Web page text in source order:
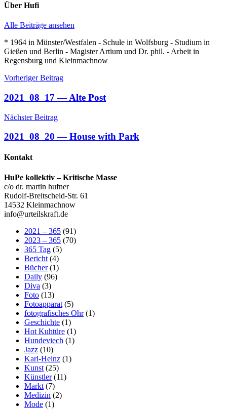
Über Hufi
Alle Beiträge ansehen
* 1964 in Münster/Westfalen - Schule in Wolfsburg - Studium in
Gießen und Berlin - Magister Artium und Dr. phil. - Arbeit in
Regensburg und Kleinmachnow
Beitragsnavigation
Vorheriger Beitrag
2021_08_17 — Alte Post
Nächster Beitrag
2021_08_20 — House with Park
Kontakt
HuPe kollektiv – Kritische Masse
c/o dr. martin hufner
Rudolf-Breitscheid-Str. 61
14532 Kleinmachnow
info@urteilskraft.de
2021 – 365 (91)
2023 – 365 (70)
365 Tag (5)
Bericht (4)
Bücher(1)
Daily (96)
Diva (3)
Foto (13)
Fotoapparat (5)
fotografisches Ohr(1)
Geschichte (1)
Hot Kuhtüre (1)
Hundeviech (1)
Jazz (10)
Karl-Heinz (1)
Kunst (25)
Künstler(11)
Markt (7)
Medizin (2)
Mode (1)